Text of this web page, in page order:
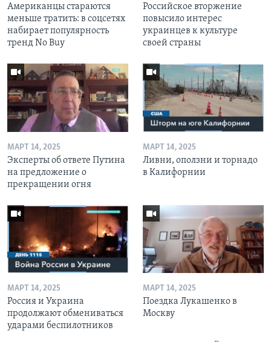
Американцы стараются
меньше тратить: в соцсетях
набирает популярность
тренд No Buy
Российское вторжение
повысило интерес
украинцев к культуре
своей страны
МАРТ 14, 2025
Эксперты об ответе Путина
на предложение о
прекращении огня
МАРТ 14, 2025
Ливни, оползни и торнадо
в Калифорнии
МАРТ 14, 2025
Россия и Украина
продолжают обмениваться
ударами беспилотников
МАРТ 14, 2025
Поездка Лукашенко в
Москву